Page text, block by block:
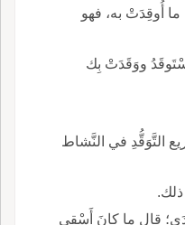
والوَقُود: ما تُوقَدُ به النار وكل ما أُوقِدَتْ به، فهو
والمَوْقِدُ: موضع النار، وه المُسْتَوقَدُ ووَقَدَتْ بِك
التَّوَقُّدِ في النَّشاط
قال ما كانَ أَسْقى